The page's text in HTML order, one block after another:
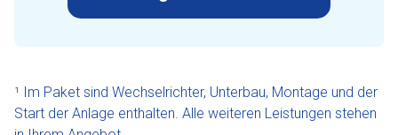
¹ Im Paket sind Wechselrichter, Unterbau, Montage und der
Start der Anlage enthalten. Alle weiteren Leistungen stehen